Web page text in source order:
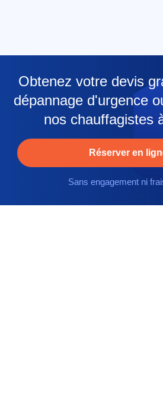
Obtenez votre devis
dépannage d'urgence
nos chauffagistes
Réserver en
Sans engagement ni